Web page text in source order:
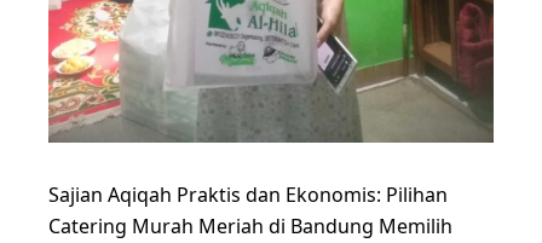
Sajian Aqiqah Praktis dan Ekonomis: Pilihan
Catering Murah Meriah di Bandung Memilih